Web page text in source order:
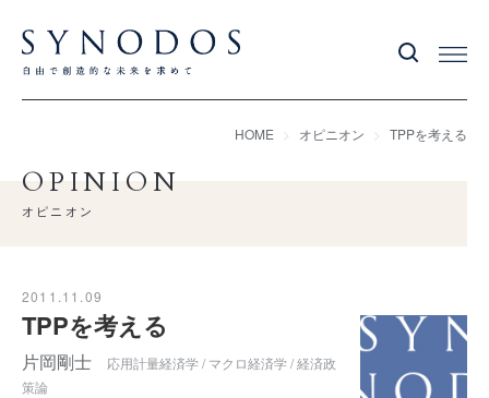
HOME オピニオン TPPを考える
OPINION
オピニオン
2011.11.09
TPPを考える
片岡剛士
応用計量経済学 / マクロ経済学 / 経済政
策論